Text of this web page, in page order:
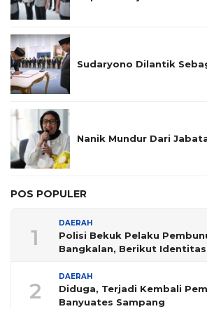
Sudaryono Dilantik
Nanik Mundur Dari
POS POPULER
1
DAERAH
Polisi Bekuk Pelaku
Bangkalan, Berikut
2
DAERAH
Diduga, Terjadi Kembali
Banyuates Sampang